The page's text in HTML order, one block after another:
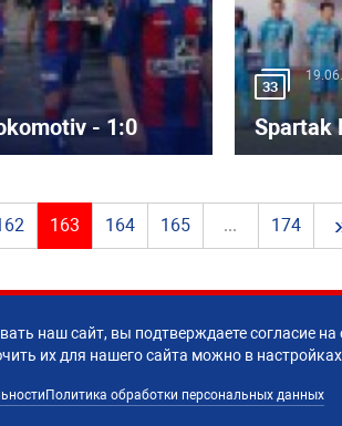
- 1:0
33
Spartak
163 164 165 ... 174
Политика обработки данных
наш сайт, вы подтверждаете согласие на
их для нашего сайта можно в
Политика обработки персональных данных